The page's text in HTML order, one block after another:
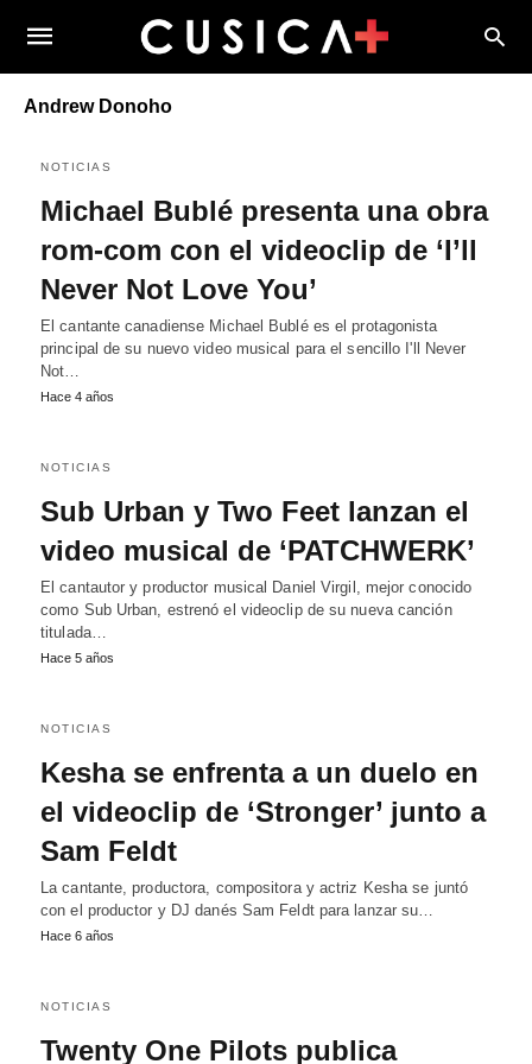
Andrew Donoho
NOTICIAS
Michael Bublé presenta una obra
rom-com con el videoclip de ‘I’ll
Never Not Love You’
El cantante canadiense Michael Bublé es el protagonista
principal de su nuevo video musical para el sencillo I'll Never
Not…
Hace 4 años
NOTICIAS
Sub Urban y Two Feet lanzan el
video musical de ‘PATCHWERK’
El cantautor y productor musical Daniel Virgil, mejor conocido
como Sub Urban, estrenó el videoclip de su nueva canción
titulada…
Hace 5 años
NOTICIAS
Kesha se enfrenta a un duelo en
el videoclip de ‘Stronger’ junto a
Sam Feldt
La cantante, productora, compositora y actriz Kesha se juntó
con el productor y DJ danés Sam Feldt para lanzar su…
Hace 6 años
NOTICIAS
Twenty One Pilots publica